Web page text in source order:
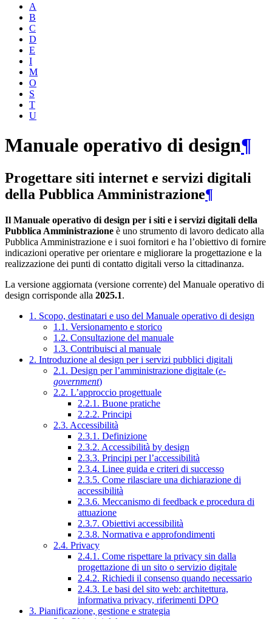
A
B
C
D
E
I
M
O
S
T
U
Manuale operativo di design¶
Progettare siti internet e servizi digitali
della Pubblica Amministrazione¶
Il Manuale operativo di design per i siti e i servizi digitali della
Pubblica Amministrazione è uno strumento di lavoro dedicato alla
Pubblica Amministrazione e i suoi fornitori e ha l’obiettivo di fornire
indicazioni operative per orientare e migliorare la progettazione e la
realizzazione dei punti di contatto digitali verso la cittadinanza.
La versione aggiornata (versione corrente) del Manuale operativo di
design corrisponde alla 2025.1.
1. Scopo, destinatari e uso del Manuale operativo di design
1.1. Versionamento e storico
1.2. Consultazione del manuale
1.3. Contribuisci al manuale
2. Introduzione al design per i servizi pubblici digitali
2.1. Design per l’amministrazione digitale (e-
government)
2.2. L’approccio progettuale
2.2.1. Buone pratiche
2.2.2. Principi
2.3. Accessibilità
2.3.1. Definizione
2.3.2. Accessibilità by design
2.3.3. Principi per l’accessibilità
2.3.4. Linee guida e criteri di successo
2.3.5. Come rilasciare una dichiarazione di
accessibilità
2.3.6. Meccanismo di feedback e procedura di
attuazione
2.3.7. Obiettivi accessibilità
2.3.8. Normativa e approfondimenti
2.4. Privacy
2.4.1. Come rispettare la privacy sin dalla
progettazione di un sito o servizio digitale
2.4.2. Richiedi il consenso quando necessario
2.4.3. Le basi del sito web: architettura,
informativa privacy, riferimenti DPO
3. Pianificazione, gestione e strategia